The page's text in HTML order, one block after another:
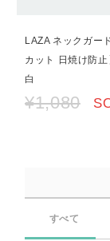
LAZA ネックガー
カット 日焼け防
白
¥1,080
すべて